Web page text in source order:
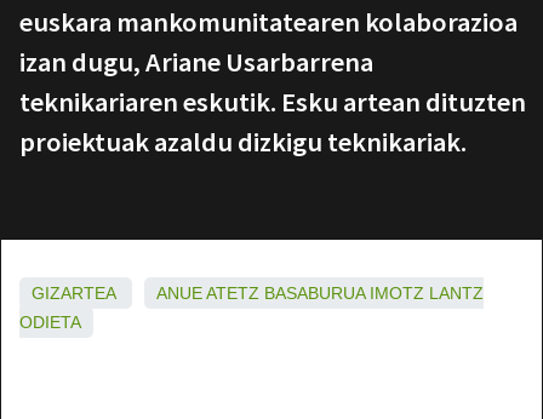
euskara mankomunitatearen kolaborazioa
izan dugu, Ariane Usarbarrena
teknikariaren eskutik. Esku artean dituzten
proiektuak azaldu dizkigu teknikariak.
GIZARTEA ANUEATETZ BASABURUA IMOTZ LANTZ
ODIETA